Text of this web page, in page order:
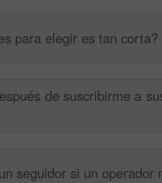
para elegir es tan corta?
de suscribirme a
seguidor si un operador
Bono de 30%